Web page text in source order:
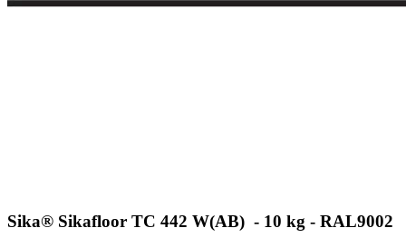
Sika® Sikafloor TC 442 W(AB) - 10 kg - RAL9002